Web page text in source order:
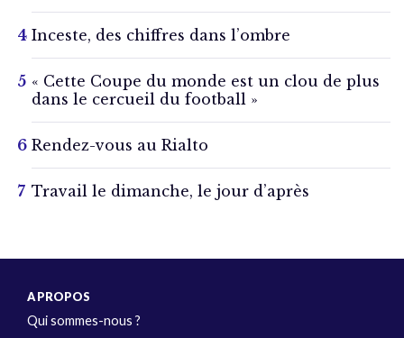
Inceste, des chiffres dans l’ombre
« Cette Coupe du monde est un clou de plus
dans le cercueil du football »
Rendez-vous au Rialto
Travail le dimanche, le jour d’après
A PROPOS
Qui sommes-nous ?